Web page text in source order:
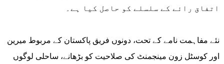
اتفاق رائے کے سلسلے کو حاصل کیا ہے۔
نئے مفاہمت نامے کے تحت، دونوں فریق پاکستان کے مربوط میرین
اور کوسٹل زون مینجمنٹ کی صلاحیت کو بڑھانے، ساحلی لوگوں